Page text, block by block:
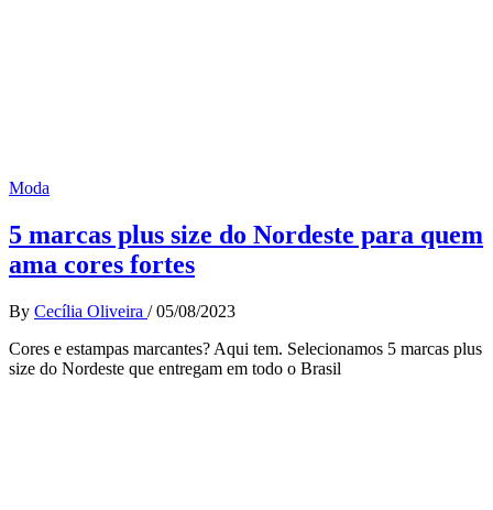
Moda
5 marcas plus size do Nordeste para quem
ama cores fortes
By Cecília Oliveira / 05/08/2023
Cores e estampas marcantes? Aqui tem. Selecionamos 5 marcas plus
size do Nordeste que entregam em todo o Brasil